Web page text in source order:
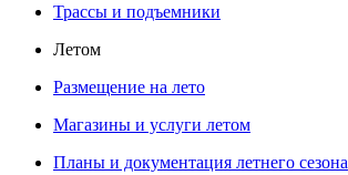
Трассы и подъемники
Летом
Размещение на лето
Магазины и услуги летом
Планы и документация летнего сезона